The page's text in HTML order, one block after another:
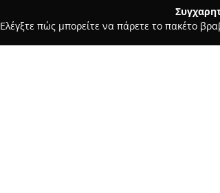
Ελέγξτε πώς μπορείτε να πάρετε το πακέτο